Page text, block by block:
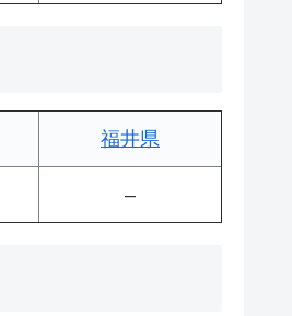
福井県
–